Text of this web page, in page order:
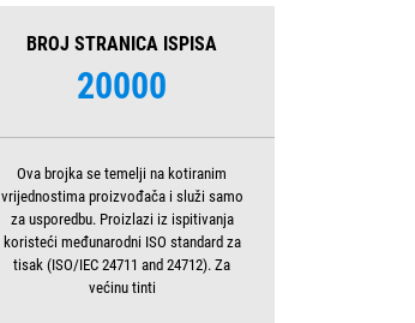
BROJ STRANICA ISPISA
20000
Ova brojka se temelji na kotiranim
vrijednostima proizvođača i služi samo
za usporedbu. Proizlazi iz ispitivanja
koristeći međunarodni ISO standard za
tisak (ISO/IEC 24711 and 24712). Za
većinu tinti